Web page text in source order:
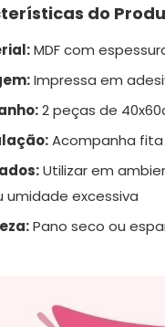
do
MDF com
Impressa em
2 peças de
Acompanha
Utilizar em
umidade excessiva
Pano seco ou